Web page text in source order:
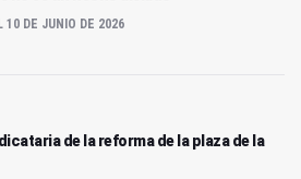
10 DE JUNIO DE 2026
de la reforma de la plaza de la